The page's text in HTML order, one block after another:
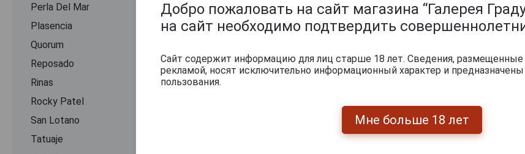
Perla Del Mar
Plasencia
Quorum
Reposado
Rinas
Rocky Patel
San Lotano
Tatuaje
Добро пожаловать на сайт магазина “Галерея
на сайт необходимо подтвердить
Сайт содержит информацию для лиц старше 18 лет. Сведения, размещенные
рекламой, носят исключительно информационный характер и
пользования.
Мне больше 18 лет